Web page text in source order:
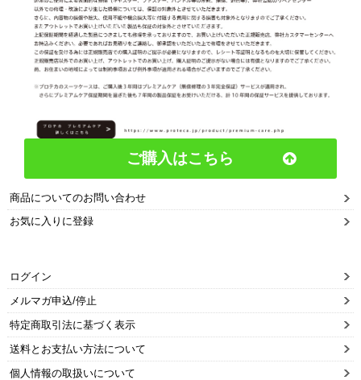
ご購入はこちら
商品についてのお問い合わせ
お気に入りに登録
ログイン
メルマガ申込/停止
特定商取引法に基づく表示
送料とお支払い方法について
個人情報の取扱いについて